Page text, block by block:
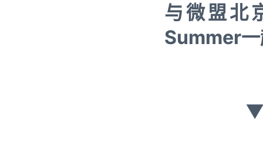
与微盟北
Summer一